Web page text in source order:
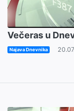
Večeras u
Najava Dnevnika